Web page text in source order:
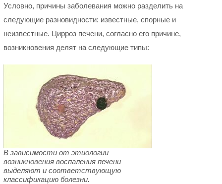
Условно, причины заболевания можно разделить на
следующие разновидности: известные, спорные и
неизвестные. Цирроз печени, согласно его причине,
возникновения делят на следующие типы:
В зависимости от этиологии
возникновения воспаления печени
выделяют и соответствующую
классификацию болезни.